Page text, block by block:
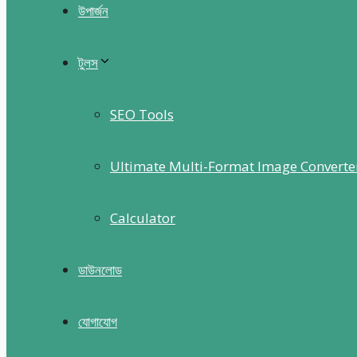
উপার্জন
টুলস
SEO Tools
Ultimate Multi-Format Image
Calculator
ডাউনলোড
যোগাযোগ